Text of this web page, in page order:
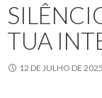
TUA
12 DE JULHO DE 2025